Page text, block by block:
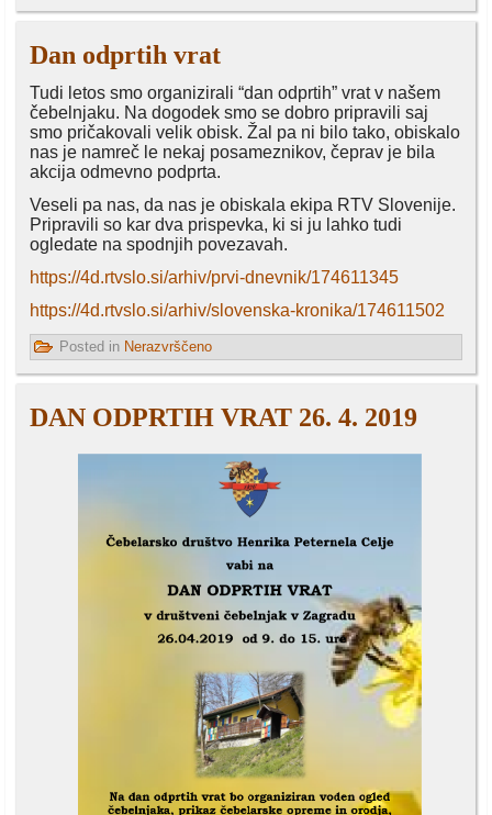
Dan odprtih vrat
Tudi letos smo organizirali “dan odprtih” vrat v našem
čebelnjaku. Na dogodek smo se dobro pripravili saj
smo pričakovali velik obisk. Žal pa ni bilo tako, obiskalo
nas je namreč le nekaj posameznikov, čeprav je bila
akcija odmevno podprta.
Veseli pa nas, da nas je obiskala ekipa RTV Slovenije.
Pripravili so kar dva prispevka, ki si ju lahko tudi
ogledate na spodnjih povezavah.
https://4d.rtvslo.si/arhiv/prvi-dnevnik/174611345
https://4d.rtvslo.si/arhiv/slovenska-kronika/174611502
Posted in Nerazvrščeno
DAN ODPRTIH VRAT 26. 4. 2019